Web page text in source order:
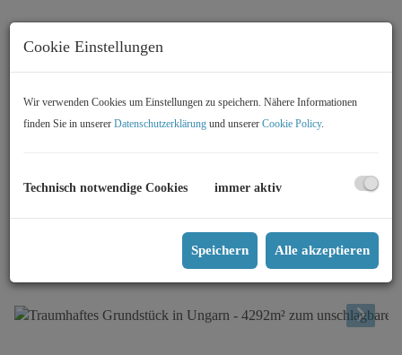
Cookie Einstellungen
Wir verwenden Cookies um Einstellungen zu speichern. Nähere Informationen
finden Sie in unserer Datenschutzerklärung und unserer Cookie Policy.
Technisch notwendige Cookies immer aktiv
Speichern Alle akzeptieren